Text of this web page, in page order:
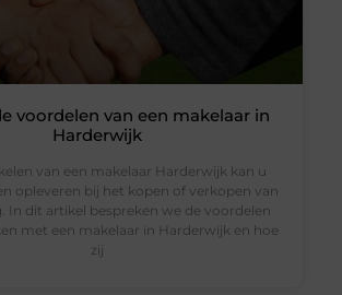
voordelen van een makelaar in
Harderwijk
van een makelaar Harderwijk kan u
opleveren bij het kopen of verkopen van
In dit artikel bespreken we de voordelen
met een makelaar in Harderwijk en hoe
zij